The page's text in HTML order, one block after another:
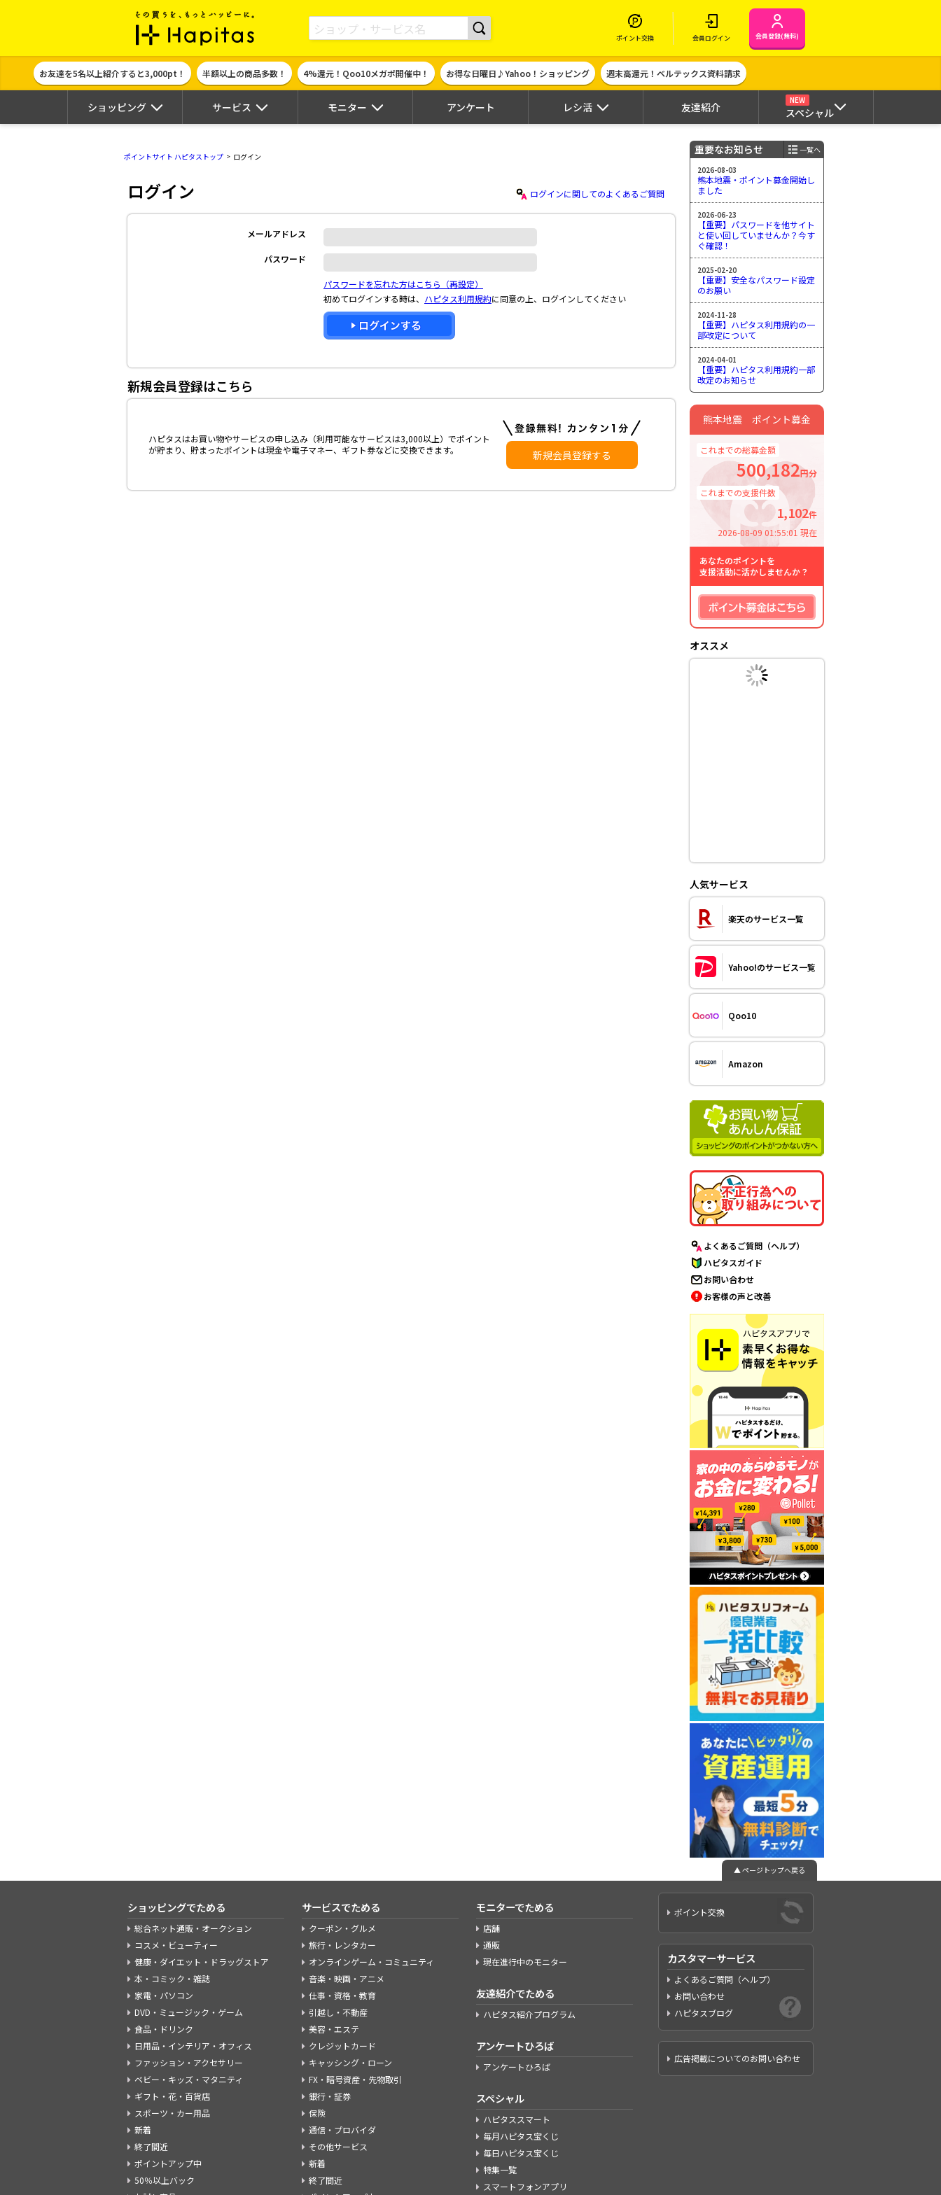
ポイント貯めて現金やギフト券に交換できるポイントサイト | ハピタス
ポイント交換 会員ログイン 会員登録(無料)
お友達を5名以上紹介すると3,000pt！ 半額以上の商品多数！ 4%還元！Qoo10メガポ開催中！ お得な日曜日♪Yahoo！ショッピング 週末高還元！ベルテックス資料請求
ショッピング サービス モニター アンケート レシ活 友達紹介
NEW
スペシャル
ポイントサイト ハピタストップ ログイン
ログイン ログインに関してのよくあるご質問
メールアドレス
パスワード
パスワードを忘れた方はこちら（再設定）
初めてログインする時は、 ハピタス利用規約に同意の上、ログインしてください
新規会員登録はこちら
ハピタスはお買い物やサービスの申し込み（利用可能なサービスは3,000以上）でポイント
が貯まり、貯まったポイントは現金や電子マネー、ギフト券などに交換できます。
新規会員登録する
重要なお知らせ
一覧へ
2026-08-03
熊本地震・ポイント募金開始し
ました
2026-06-23
【重要】パスワードを他サイト
と使い回していませんか？今す
ぐ確認！
2025-02-20
【重要】安全なパスワード設定
のお願い
2024-11-28
【重要】ハピタス利用規約の一
部改定について
2024-04-01
【重要】ハピタス利用規約一部
改定のお知らせ
熊本地震 ポイント募金
これまでの総募金額
500,182円分
これまでの支援件数
1,102件
2026-08-09 01:55:01 現在
あなたのポイントを
支援活動に活かしませんか？
オススメ
人気サービス
楽天のサービス一覧
Yahoo!のサービス一覧
Qoo10
Amazon
よくあるご質問（ヘルプ）
ハピタスガイド
お問い合わせ
お客様の声と改善
▲ ページトップへ戻る
ショッピングでためる
総合ネット通販・オークション
コスメ・ビューティー
健康・ダイエット・ドラッグストア
本・コミック・雑誌
家電・パソコン
DVD・ミュージック・ゲーム
食品・ドリンク
日用品・インテリア・オフィス
ファッション・アクセサリー
ベビー・キッズ・マタニティ
ギフト・花・百貨店
スポーツ・カー用品
新着
終了間近
ポイントアップ中
50％以上バック
サービスでためる
クーポン・グルメ
旅行・レンタカー
オンラインゲーム・コミュニティ
音楽・映画・アニメ
仕事・資格・教育
引越し・不動産
美容・エステ
クレジットカード
キャッシング・ローン
FX・暗号資産・先物取引
銀行・証券
保険
通信・プロバイダ
その他サービス
新着
終了間近
モニターでためる
店舗
通販
現在進行中のモニター
友達紹介でためる
ハピタス紹介プログラム
アンケートひろば
アンケートひろば
スペシャル
ハピタススマート
毎月ハピタス宝くじ
毎日ハピタス宝くじ
特集一覧
スマートフォンアプリ
ポイント交換
カスタマーサービス
よくあるご質問（ヘルプ）
お問い合わせ
ハピタスブログ
広告掲載についてのお問い合わせ